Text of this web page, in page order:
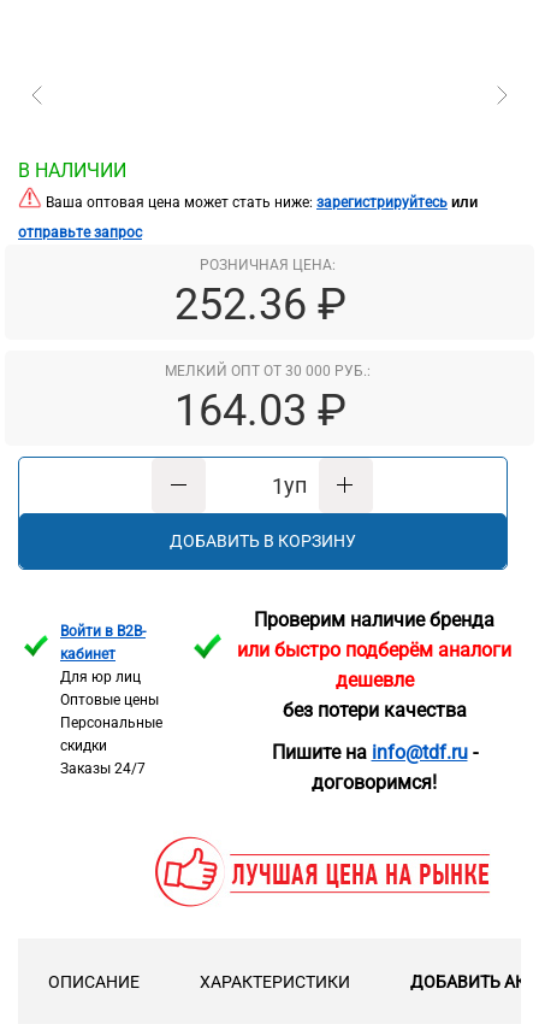
В НАЛИЧИИ
Ваша оптовая цена может стать ниже: зарегистрируйтесь или
отправьте запрос
РОЗНИЧНАЯ ЦЕНА:
252.36 ₽
МЕЛКИЙ ОПТ ОТ 30 000 РУБ.:
164.03 ₽
уп
ДОБАВИТЬ В КОРЗИНУ
Войти в B2B-
кабинет
Для юр лиц
Оптовые цены
Персональные
скидки
Заказы 24/7
Проверим наличие бренда
или быстро подберём аналоги
дешевле
без потери качества
Пишите на info@tdf.ru-
договоримся!
ОПИСАНИЕ ХАРАКТЕРИСТИКИ ДОБАВИТЬ